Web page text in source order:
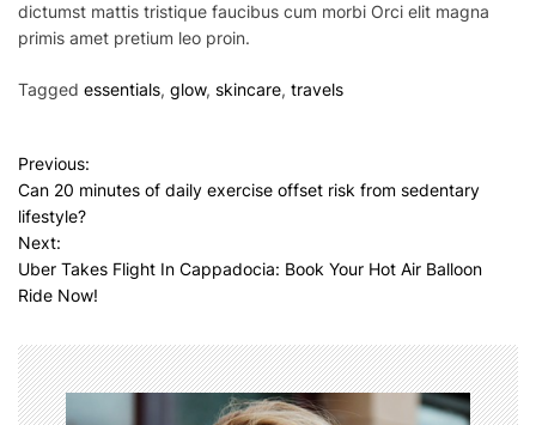
dictumst mattis tristique faucibus cum morbi Orci elit magna
primis amet pretium leo proin.
Tagged essentials, glow, skincare, travels
P
o
s
t
a
v
Previous:
Can 20 minutes of daily exercise offset risk from sedentary
lifestyle?
Next:
Uber Takes Flight In Cappadocia: Book Your Hot Air Balloon
Ride Now!